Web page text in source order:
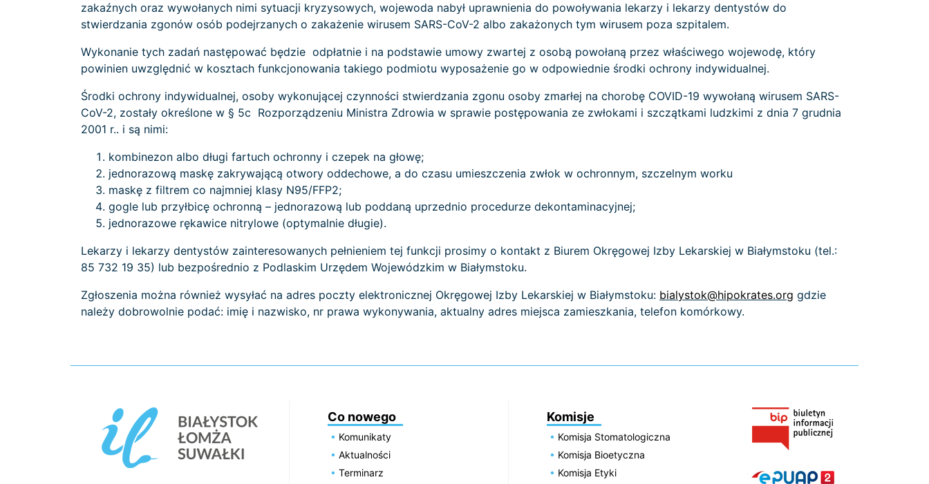
zakaźnych oraz wywołanych nimi sytuacji kryzysowych, wojewoda nabył uprawnienia do powoływania lekarzy i lekarzy dentystów do
stwierdzania zgonów osób podejrzanych o zakażenie wirusem SARS-CoV-2 albo zakażonych tym wirusem poza szpitalem.
Wykonanie tych zadań następować będzie odpłatnie i na podstawie umowy zwartej z osobą powołaną przez właściwego wojewodę, który
powinien uwzględnić w kosztach funkcjonowania takiego podmiotu wyposażenie go w odpowiednie środki ochrony indywidualnej.
Środki ochrony indywidualnej, osoby wykonującej czynności stwierdzania zgonu osoby zmarłej na chorobę COVID-19 wywołaną wirusem SARS-
CoV-2, zostały określone w § 5c Rozporządzeniu Ministra Zdrowia w sprawie postępowania ze zwłokami i szczątkami ludzkimi z dnia 7 grudnia
2001 r.. i są nimi:
kombinezon albo długi fartuch ochronny i czepek na głowę;
jednorazową maskę zakrywającą otwory oddechowe, a do czasu umieszczenia zwłok w ochronnym, szczelnym worku
maskę z filtrem co najmniej klasy N95/FFP2;
gogle lub przyłbicę ochronną – jednorazową lub poddaną uprzednio procedurze dekontaminacyjnej;
jednorazowe rękawice nitrylowe (optymalnie długie).
Lekarzy i lekarzy dentystów zainteresowanych pełnieniem tej funkcji prosimy o kontakt z Biurem Okręgowej Izby Lekarskiej w Białymstoku (tel.:
85 732 19 35) lub bezpośrednio z Podlaskim Urzędem Wojewódzkim w Białymstoku.
Zgłoszenia można również wysyłać na adres poczty elektronicznej Okręgowej Izby Lekarskiej w Białymstoku: bialystok@hipokrates.org gdzie
należy dobrowolnie podać: imię i nazwisko, nr prawa wykonywania, aktualny adres miejsca zamieszkania, telefon komórkowy.
Co nowego
Komunikaty
Aktualności
Terminarz
Komisje
Komisja Stomatologiczna
Komisja Bioetyczna
Komisja Etyki